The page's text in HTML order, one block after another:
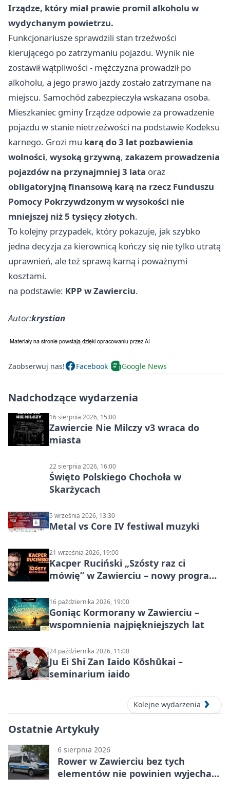
Irządze, który miał prawie promil alkoholu w
wydychanym powietrzu.
Funkcjonariusze sprawdzili stan trzeźwości
kierującego po zatrzymaniu pojazdu. Wynik nie
zostawił wątpliwości - mężczyzna prowadził po
alkoholu, a jego prawo jazdy zostało zatrzymane na
miejscu. Samochód zabezpieczyła wskazana osoba.
Mieszkaniec gminy Irządze odpowie za prowadzenie
pojazdu w stanie nietrzeźwości na podstawie Kodeksu
karnego. Grozi mu karą do 3 lat pozbawienia
wolności, wysoką grzywną, zakazem prowadzenia
pojazdów na przynajmniej 3 lata oraz
obligatoryjną finansową karą na rzecz Funduszu
Pomocy Pokrzywdzonym w wysokości nie
mniejszej niż 5 tysięcy złotych.
To kolejny przypadek, który pokazuje, jak szybko
jedna decyzja za kierownicą kończy się nie tylko utratą
uprawnień, ale też sprawą karną i poważnymi
kosztami.
na podstawie: KPP w Zawierciu.
Autor:krystian
Zaobserwuj nas! Facebook Google News
Nadchodzące wydarzenia
16 sierpnia 2026, 15:00
Zawiercie Nie Milczy v3 wraca do
miasta
22 sierpnia 2026, 16:00
Święto Polskiego Chochoła w
Skarżycach
5 września 2026, 13:30
Metal vs Core IV festiwal muzyki
21 września 2026, 19:00
Kacper Ruciński „Szósty raz ci
mówię” w Zawierciu – nowy program
16 października 2026, 19:00
Goniąc Kormorany w Zawierciu –
wspomnienia najpiękniejszych lat
24 października 2026, 11:00
Ju Ei Shi Zan Iaido Kōshūkai –
seminarium iaido
Kolejne wydarzenia
Ostatnie Artykuły
6 sierpnia 2026
Rower w Zawierciu bez tych
elementów nie powinien wyjechać